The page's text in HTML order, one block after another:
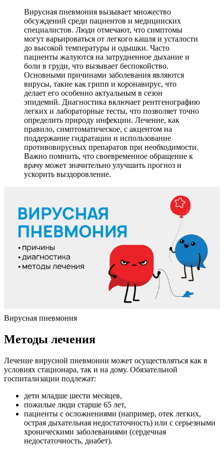
Вирусная пневмония вызывает множество
обсуждений среди пациентов и медицинских
специалистов. Люди отмечают, что симптомы
могут варьироваться от легкого кашля и усталости
до высокой температуры и одышки. Часто
пациенты жалуются на затрудненное дыхание и
боли в груди, что вызывает беспокойство.
Основными причинами заболевания являются
вирусы, такие как грипп и коронавирус, что
делает его особенно актуальным в сезон
эпидемий. Диагностика включает рентгенографию
легких и лабораторные тесты, что позволяет точно
определить природу инфекции. Лечение, как
правило, симптоматическое, с акцентом на
поддержание гидратации и использование
противовирусных препаратов при необходимости.
Важно помнить, что своевременное обращение к
врачу может значительно улучшить прогноз и
ускорить выздоровление.
Вирусная пневмония
Методы лечения
Лечение вирусной пневмонии может осуществляться как в
условиях стационара, так и на дому. Обязательной
госпитализации подлежат:
дети младше шести месяцев,
пожилые люди старше 65 лет,
пациенты с осложнениями (например, отек легких,
острая дыхательная недостаточность) или с серьезными
хроническими заболеваниями (сердечная
недостаточность, диабет).